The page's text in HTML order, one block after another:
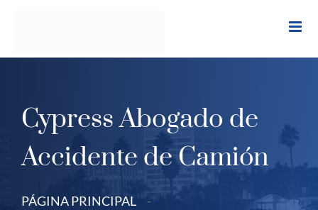
Cypress Abogado de
Accidente de Camión
PÁGINA PRINCIPAL
-